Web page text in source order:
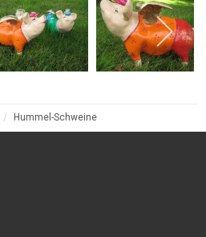
Hummel-Schweine